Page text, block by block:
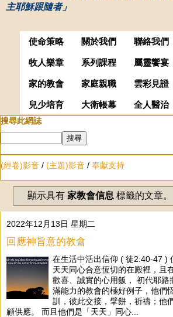
主耶穌跟隨者」
使命策略 關於我們 聯絡我們
牧人樂章 系列課程 屬靈饗宴
家的教會 家庭親職 雲彩見證
兒少培育 大衛帳幕 全人醫治
搜尋此網誌
(經卷)影音 / (主題)影音 / 奉獻支持
顯示具有 家教會信息 標籤的文章。
2022年12月13日 星期二
回應神旨意的教會
在生活中活出信仰 ( 徒2:40-47 )
天天同心合意恆切的在殿裡，且
歡喜、誠實的心用飯， 初代耶路
滿能力的教會的極好例子，他們
訓，彼此交接，擘餅，祈禱；他
顧供應。 而且他們是「天天」同心...